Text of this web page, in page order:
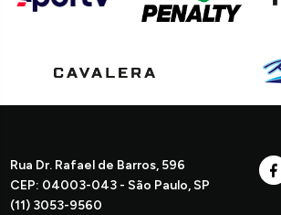
Rua Dr. Rafael de Barros, 596
CEP: 04003-043 - São Paulo, SP
(11) 3053-9560